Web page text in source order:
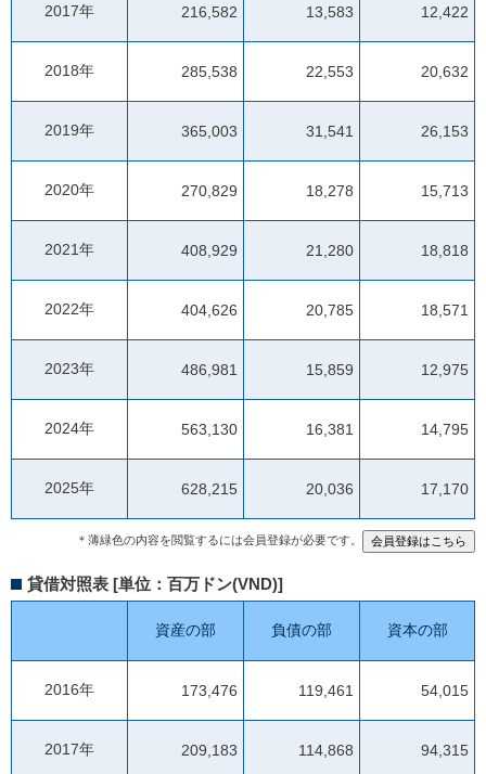
2017年 216,582 13,583 12,422
2018年 285,538 22,553 20,632
2019年 365,003 31,541 26,153
2020年 270,829 18,278 15,713
2021年 408,929 21,280 18,818
2022年 404,626 20,785 18,571
2023年 486,981 15,859 12,975
2024年 563,130 16,381 14,795
2025年 628,215 20,036 17,170
＊薄緑色の内容を閲覧するには会員登録が必要です。
貸借対照表 [単位：百万ドン(VND)]
資産の部 負債の部 資本の部
2016年 173,476 119,461 54,015
2017年 209,183 114,868 94,315